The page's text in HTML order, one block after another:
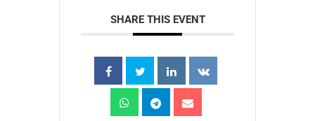
SHARE THIS EVENT